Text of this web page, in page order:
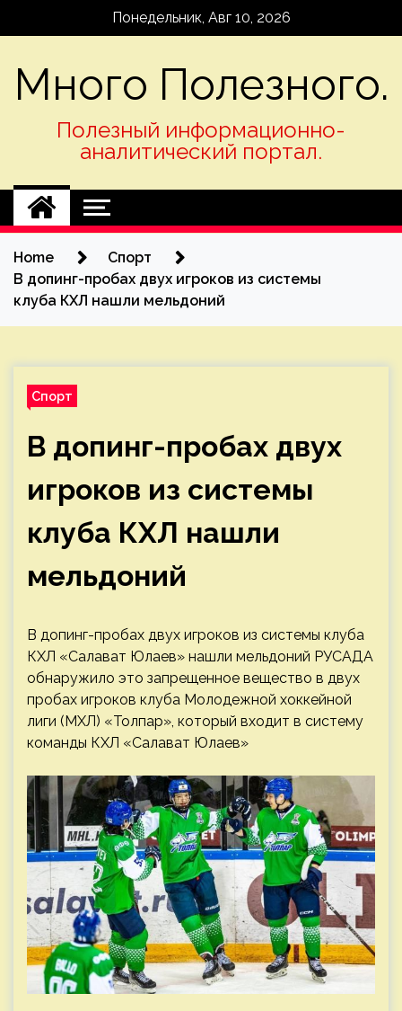
Понедельник, Авг 10, 2026
Много Полезного.
Полезный информационно-
аналитический портал.
Home
Спорт
В допинг-пробах двух игроков из системы
клуба КХЛ нашли мельдоний
Спорт
В допинг-пробах двух
игроков из системы
клуба КХЛ нашли
мельдоний
В допинг-пробах двух игроков из системы клуба
КХЛ «Салават Юлаев» нашли мельдоний РУСАДА
обнаружило это запрещенное вещество в двух
пробах игроков клуба Молодежной хоккейной
лиги (МХЛ) «Толпар», который входит в систему
команды КХЛ «Салават Юлаев»